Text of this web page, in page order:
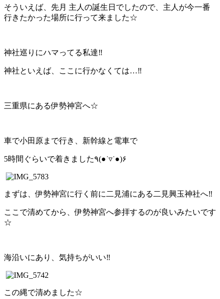
そういえば、先月 主人の誕生日でしたので、主人が今一番
行きたかった場所に行って来ました☆
神社巡りにハマってる私達‼︎
神社といえば、ここに行かなくては…‼︎
三重県にある伊勢神宮へ☆
車で小田原まで行き、新幹線と電車で
5時間ぐらいで着きました٩(●˙▿˙●)۶
まずは、伊勢神宮に行く前に二見浦にある二見興玉神社へ‼︎
ここで清めてから、伊勢神宮へ参拝するのが良いみたいです
☆
海沿いにあり、気持ちがいい‼︎
この縄で清めました☆